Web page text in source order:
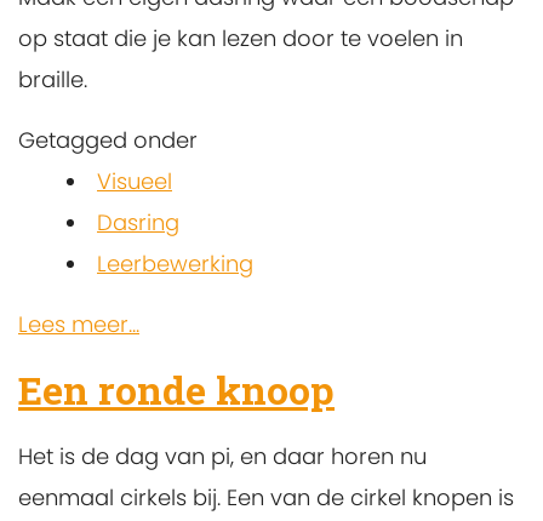
op staat die je kan lezen door te voelen in
braille.
Getagged onder
Visueel
Dasring
Leerbewerking
Lees meer...
Een ronde knoop
Het is de dag van pi, en daar horen nu
eenmaal cirkels bij. Een van de cirkel knopen is